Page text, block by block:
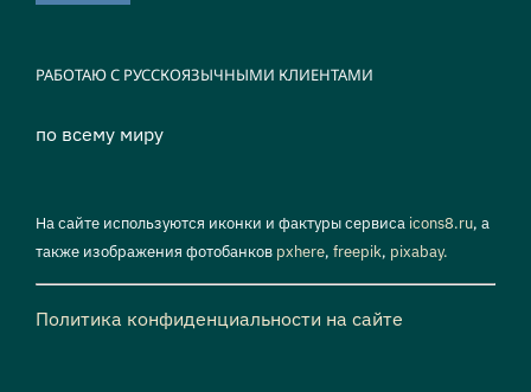
РАБОТАЮ С РУССКОЯЗЫЧНЫМИ КЛИЕНТАМИ
по всему миру
На сайте используются иконки и фактуры сервиса icons8.ru, а
также изображения фотобанков pxhere, freepik, pixabay.
Политика конфиденциальности на сайте